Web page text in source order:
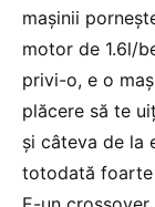
mașinii
motor de 1.6l/
privi-o, e o
plăcere să te
și câteva de la
totodată foarte